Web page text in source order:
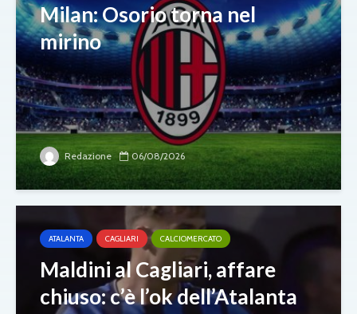
Milan: Osorio torna nel
mirino
Redazione 06/08/2026
ATALANTA CAGLIARI CALCIOMERCATO
Maldini al Cagliari, affare
chiuso: c’è l’ok dell’Atalanta